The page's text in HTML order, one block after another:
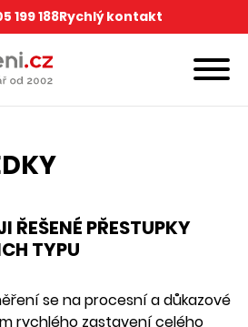
199 188Rychlý kontakt
ŘEŠENÉ PŘESTUPKY
TYPU
se na procesní a důkazové
rychlého zastavení celého